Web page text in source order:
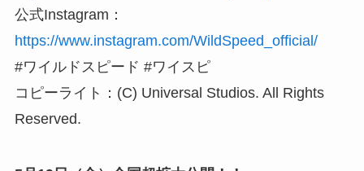
公式Instagram：
https://www.instagram.com/WildSpeed_official/
#ワイルドスピード #ワイスピ
コピーライト：(C) Universal Studios. All Rights
Reserved.